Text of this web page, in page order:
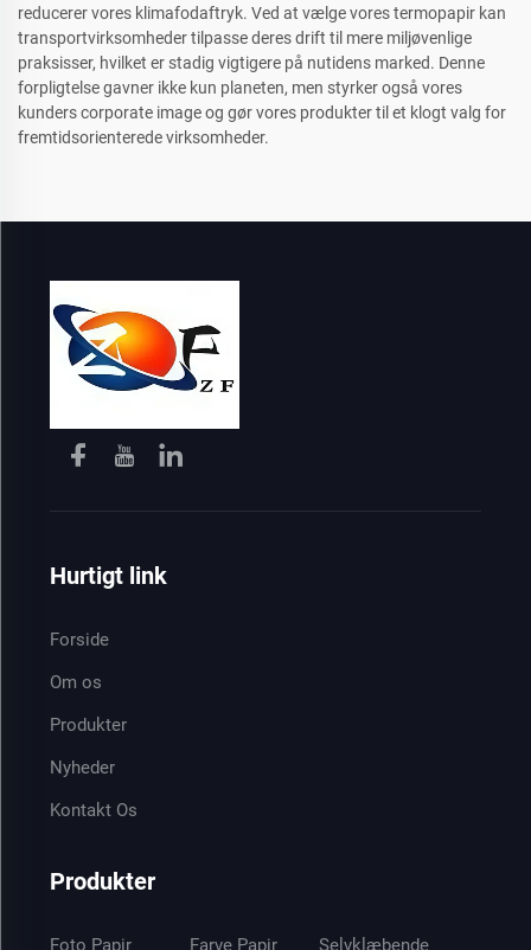
reducerer vores klimafodaftryk. Ved at vælge vores termopapir kan
transportvirksomheder tilpasse deres drift til mere miljøvenlige
praksisser, hvilket er stadig vigtigere på nutidens marked. Denne
forpligtelse gavner ikke kun planeten, men styrker også vores
kunders corporate image og gør vores produkter til et klogt valg for
fremtidsorienterede virksomheder.
Hurtigt link
Forside
Om os
Produkter
Nyheder
Kontakt Os
Produkter
Foto Papir
Farve Papir
Selvklæbende